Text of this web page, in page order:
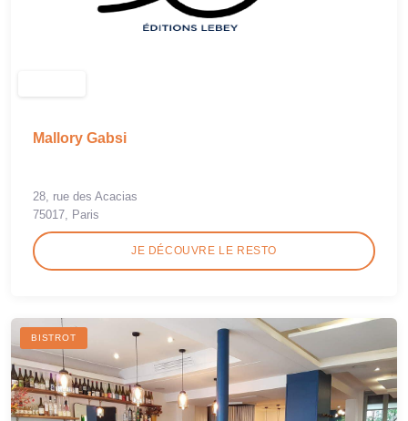
Mallory Gabsi
28, rue des Acacias
75017, Paris
JE DÉCOUVRE LE RESTO
BISTROT